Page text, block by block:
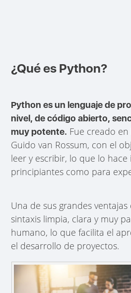
¿Qué es Python?
Python es un lenguaje de
nivel, de código abierto,
muy potente. Fue creado
Guido van Rossum, con el
leer y escribir, lo que lo
principiantes como para
Una de sus grandes
sintaxis limpia, clara y muy
humano, lo que facilita el
el desarrollo de proyectos.